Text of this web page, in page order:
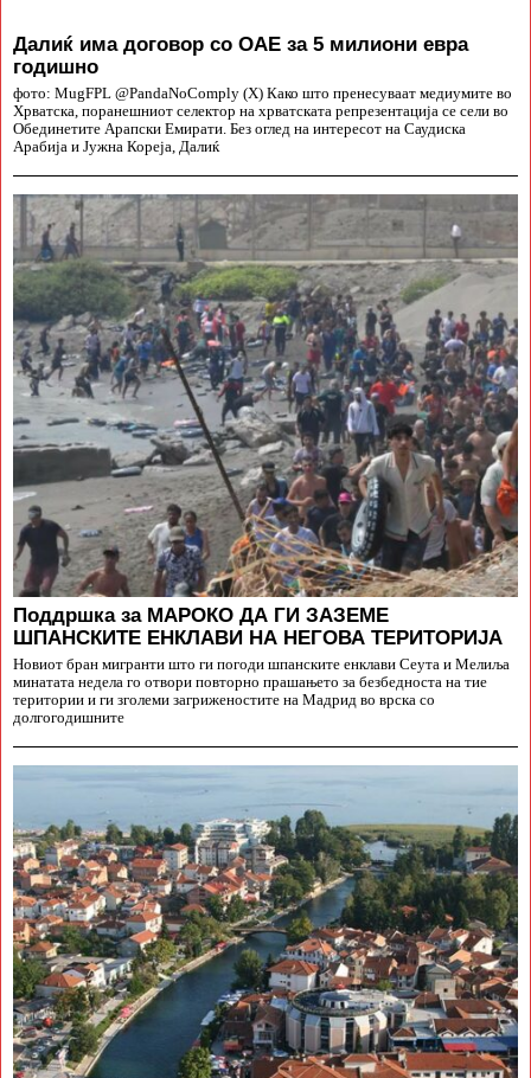
Далиќ има договор со ОАЕ за 5 милиони евра
годишно
фото: MugFPL @PandaNoComply (X) Како што пренесуваат медиумите во
Хрватска, поранешниот селектор на хрватската репрезентација се сели во
Обединетите Арапски Емирати. Без оглед на интересот на Саудиска
Арабија и Јужна Кореја, Далиќ
Поддршка за МАРОКО ДА ГИ ЗАЗЕМЕ
ШПАНСКИТЕ ЕНКЛАВИ НА НЕГОВА ТЕРИТОРИЈА
Новиот бран мигранти што ги погоди шпанските енклави Сеута и Мелиља
минатата недела го отвори повторно прашањето за безбедноста на тие
територии и ги зголеми загриженостите на Мадрид во врска со
долгогодишните